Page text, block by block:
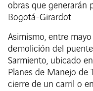
obras que generarán
Bogotá-Girardot
Asimismo, entre
demolición del
Sarmiento, ubicado
Planes de Manejo de
cierre de un carril o